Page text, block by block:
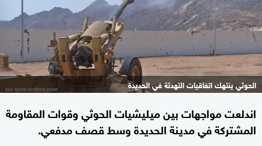
الحوثي ينتهك اتفاقيات التهدئة في الحديدة
اندلعت مواجهات بين ميليشيات الحوثي وقوات المقاومة
المشتركة في مدينة الحديدة وسط قصف مدفعي.